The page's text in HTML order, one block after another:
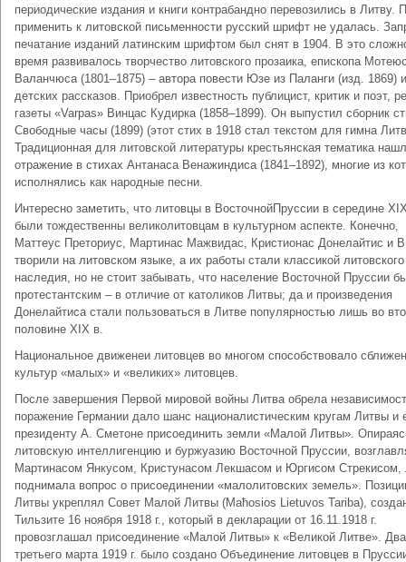
периодические издания и книги контрабандно перевозились в Литву.
применить к литовской письменности русский шрифт не удалась.
печатание изданий латинским шрифтом был снят в 1904. В это
время развивалось творчество литовского прозаика, епископа
Валанчюса (1801–1875) – автора повести Юзе из Паланги (изд. 1869) и
детских рассказов. Приобрел известность публицист, критик и поэт,
газеты «Varpas» Винцас Кудирка (1858–1899). Он выпустил сборник
Свободные часы (1899) (этот стих в 1918 стал текстом для гимна
Традиционная для литовской литературы крестьянская тематика
отражение в стихах Антанаса Венажиндиса (1841–1892), многие из
исполнялись как народные песни.
Интересно заметить, что литовцы в ВосточнойПруссии в середине
были тождественны великолитовцам в культурном аспекте. Конечно,
Маттеус Преториус, Мартинас Мажвидас, Кристионас Донелайтис и
творили на литовском языке, а их работы стали классикой литовского
наследия, но не стоит забывать, что население Восточной Пруссии
протестантским – в отличие от католиков Литвы; да и произведения
Донелайтиса стали пользоваться в Литве популярностью лишь во
половине XIX в.
Национальное движенеи литовцев во многом способствовало
культур «малых» и «великих» литовцев.
После завершения Первой мировой войны Литва обрела
поражение Германии дало шанс националистическим кругам Литвы и
президенту А. Сметоне присоединить земли «Малой Литвы».
литовскую интеллигенцию и буржуазию Восточной Пруссии,
Мартинасом Янкусом, Кристунасом Лекшасом и Юргисом Стрекисом,
поднимала вопрос о присоединении «малолитовских земель».
Литвы укреплял Совет Малой Литвы (Maћosios Lietuvos Tariba),
Тильзите 16 ноября 1918 г., который в декларации от 16.11.1918 г.
провозглашал присоединение «Малой Литвы» к «Великой Литве».
третьего марта 1919 г. было создано Объединение литовцев в